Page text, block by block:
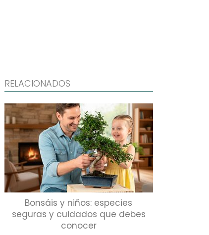
RELACIONADOS
Bonsáis y niños: especies
seguras y cuidados que debes
conocer